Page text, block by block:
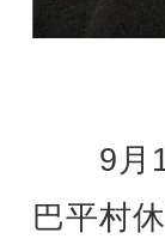
9月15
巴平村